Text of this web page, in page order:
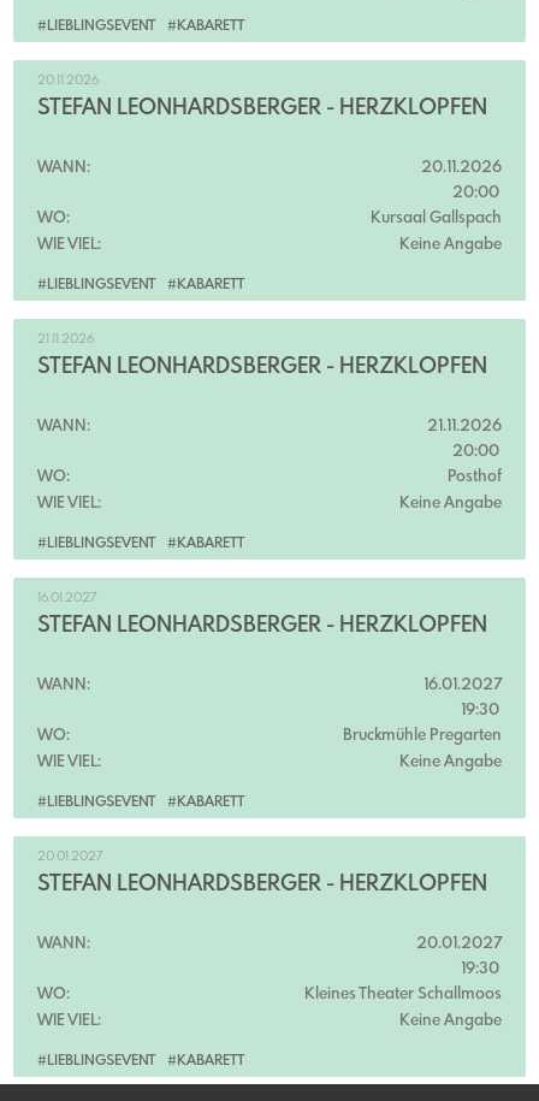
#LIEBLINGSEVENT #KABARETT
#LIEBLINGSEVENT #KABARETT
20.11.2026
STEFAN LEONHARDSBERGER - HERZKLOPFEN
WANN:
20.11.2026
20:00
WO:
Kursaal Gallspach
WIE VIEL:
Keine Angabe
#LIEBLINGSEVENT #KABARETT
21.11.2026
STEFAN LEONHARDSBERGER - HERZKLOPFEN
WANN:
21.11.2026
20:00
WO:
Posthof
WIE VIEL:
Keine Angabe
#LIEBLINGSEVENT #KABARETT
16.01.2027
STEFAN LEONHARDSBERGER - HERZKLOPFEN
WANN:
16.01.2027
19:30
WO:
Bruckmühle Pregarten
WIE VIEL:
Keine Angabe
#LIEBLINGSEVENT #KABARETT
20.01.2027
STEFAN LEONHARDSBERGER - HERZKLOPFEN
WANN:
20.01.2027
19:30
WO:
Kleines Theater Schallmoos
WIE VIEL:
Keine Angabe